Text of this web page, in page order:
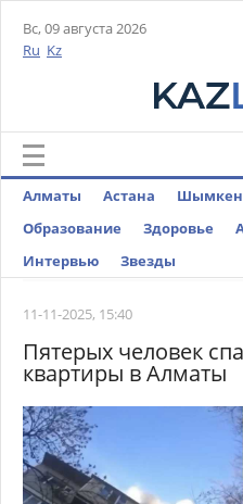
Вс, 09 августа 2026
Ru Kz
Алматы Астана
Образование
Здоровье
Интервью
Звезды
11-11-2025, 15:40
Пятерых человек
квартиры в Алматы